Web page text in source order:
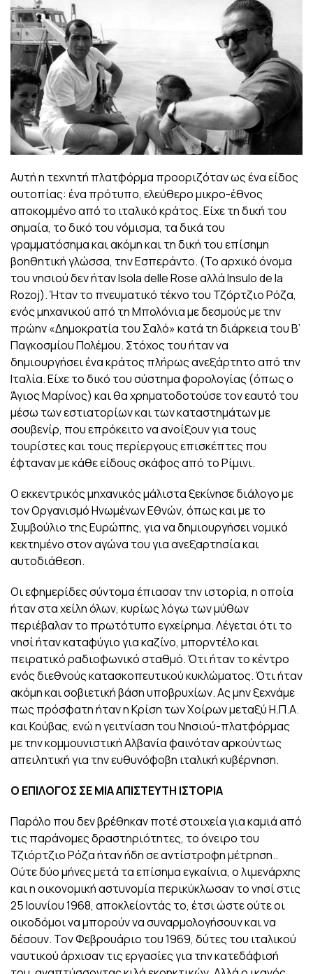
Αυτή η τεχνητή πλατφόρμα προοριζόταν ως ένα είδος
ουτοπίας: ένα πρότυπο, ελεύθερο μικρο-έθνος
αποκομμένο από το ιταλικό κράτος. Είχε τη δική του
σημαία, το δικό του νόμισμα, τα δικά του
γραμματόσημα και ακόμη και τη δική του επίσημη
βοηθητική γλώσσα, την Εσπεράντο. (Το αρχικό όνομα
του νησιού δεν ήταν Isola delle Rose αλλά Insulo de la
Rozoj). Ήταν το πνευματικό τέκνο του Τζόρτζιο Ρόζα,
ενός μηχανικού από τη Μπολόνια με δεσμούς με την
πρώην «Δημοκρατία του Σαλό» κατά τη διάρκεια του Β’
Παγκοσμίου Πολέμου. Στόχος του ήταν να
δημιουργήσει ένα κράτος πλήρως ανεξάρτητο από την
Ιταλία. Είχε το δικό του σύστημα φορολογίας (όπως ο
Άγιος Μαρίνος) και θα χρηματοδοτούσε τον εαυτό του
μέσω των εστιατορίων και των καταστημάτων με
σουβενίρ, που επρόκειτο να ανοίξουν για τους
τουρίστες και τους περίεργους επισκέπτες που
έφταναν με κάθε είδους σκάφος από το Ρίμινι.
Ο εκκεντρικός μηχανικός μάλιστα ξεκίνησε διάλογο με
τον Οργανισμό Ηνωμένων Εθνών, όπως και με το
Συμβούλιο της Ευρώπης, για να δημιουργήσει νομικό
κεκτημένο στον αγώνα του για ανεξαρτησία και
αυτοδιάθεση.
Οι εφημερίδες σύντομα έπιασαν την ιστορία, η οποία
ήταν στα χείλη όλων, κυρίως λόγω των μύθων
περιέβαλαν το πρωτότυπο εγχείρημα. Λέγεται ότι το
νησί ήταν καταφύγιο για καζίνο, μπορντέλο και
πειρατικό ραδιοφωνικό σταθμό. Ότι ήταν το κέντρο
ενός διεθνούς κατασκοπευτικού κυκλώματος. Ότι ήταν
ακόμη και σοβιετική βάση υποβρυχίων. Ας μην ξεχνάμε
πως πρόσφατη ήταν η Κρίση των Χοίρων μεταξύ Η.Π.Α.
και Κούβας, ενώ η γειτνίαση του Νησιού-πλατφόρμας
με την κομμουνιστική Αλβανία φαινόταν αρκούντως
απειλητική για την ευθυνόφοβη ιταλική κυβέρνηση.
Ο ΕΠΙΛΟΓΟΣ ΣΕ ΜΙΑ ΑΠΙΣΤΕΥΤΗ ΙΣΤΟΡΙΑ
Παρόλο που δεν βρέθηκαν ποτέ στοιχεία για καμιά από
τις παράνομες δραστηριότητες, το όνειρο του
Τζιόρτζιο Ρόζα ήταν ήδη σε αντίστροφη μέτρηση..
Ούτε δύο μήνες μετά τα επίσημα εγκαίνια, ο λιμενάρχης
και η οικονομική αστυνομία περικύκλωσαν το νησί στις
25 Ιουνίου 1968, αποκλείοντάς το, έτσι ώστε ούτε οι
οικοδόμοι να μπορούν να συναρμολογήσουν και να
δέσουν. Τον Φεβρουάριο του 1969, δύτες του ιταλικού
ναυτικού άρχισαν τις εργασίες για την κατεδάφισή